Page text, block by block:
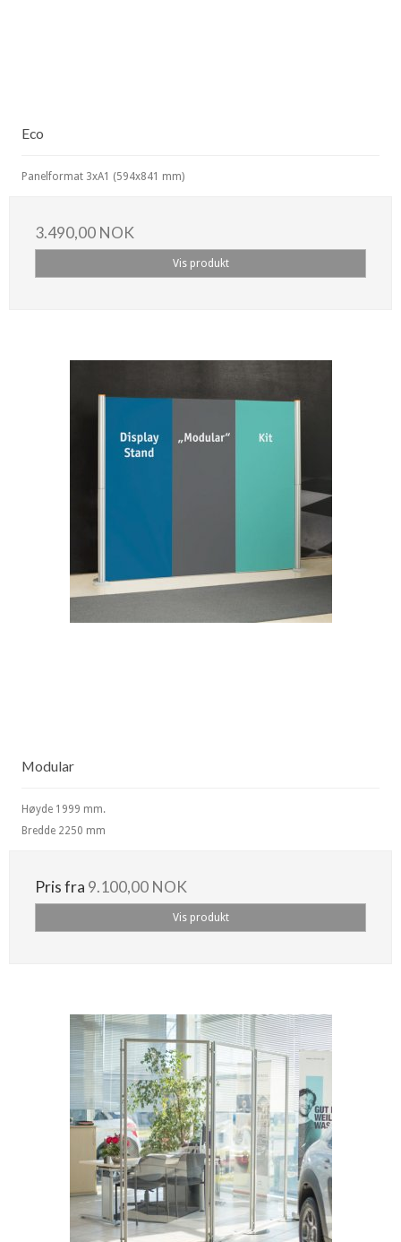
Eco
Panelformat 3xA1 (594x841 mm)
3.490,00 NOK
Vis produkt
Modular
Høyde 1999 mm.
Bredde 2250 mm
Pris fra 9.100,00 NOK
Vis produkt